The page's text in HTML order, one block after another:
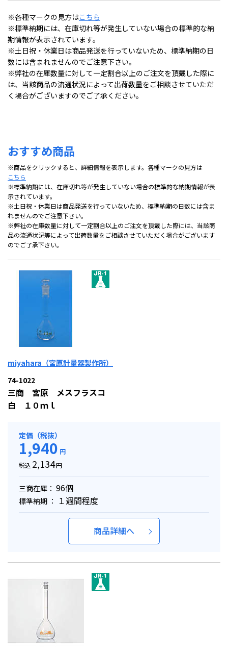
※各種マークの見方はこちら
※標準納期には、在庫切れ等が発生していない場合の標準的な納
期情報が表示されています。
※土日祝・休業日は商品発送を行っていないため、標準納期の日
数には含まれませんのでご注意下さい。
※弊社の在庫数量に対して一定割合以上のご注文を頂戴した際に
は、当該商品の流通状況によって出荷数量をご相談させていただ
く場合がございますのでご了承ください。
おすすめ商品
※商品をクリックすると、詳細情報を表示します。各種マークの見方は
こちら
※標準納期には、在庫切れ等が発生していない場合の標準的な納期情報が表
示されています。
※土日祝・休業日は商品発送を行っていないため、標準納期の日数には含ま
れませんのでご注意下さい。
※弊社の在庫数量に対して一定割合以上のご注文を頂戴した際には、当該商
品の流通状況等によって出荷数量をご相談させていただく場合がございます
のでご了承下さい。
miyahara（宮原計量器製作所）
74-1022
三商 宮原 メスフラスコ
白 １０ｍｌ
定価（税抜）
1,940 円
税込 2,134円
三商在庫： 96個
標準納期 ： １週間程度
商品詳細へ